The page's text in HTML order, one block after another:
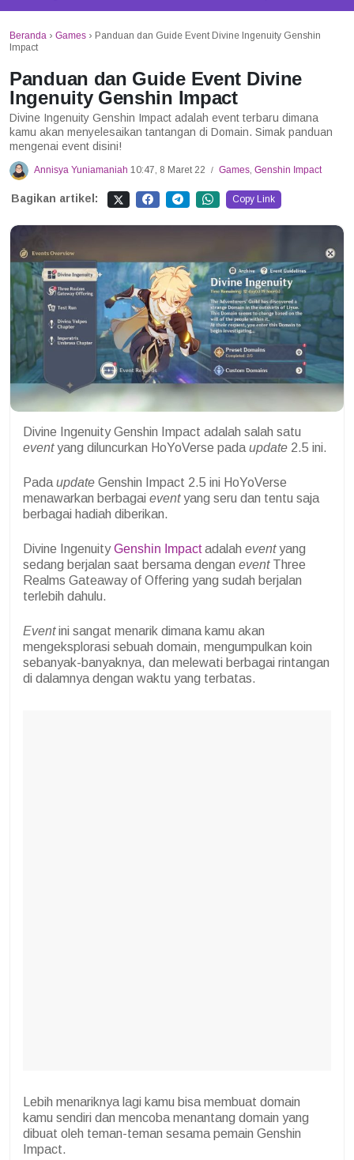
Beranda › Games › Panduan dan Guide Event Divine Ingenuity Genshin
Impact
Panduan dan Guide Event Divine
Ingenuity Genshin Impact
Divine Ingenuity Genshin Impact adalah event terbaru dimana
kamu akan menyelesaikan tantangan di Domain. Simak panduan
mengenai event disini!
Annisya Yuniamaniah 10:47, 8 Maret 22 / Games, Genshin Impact
Bagikan artikel: Copy Link
Divine Ingenuity Genshin Impact adalah salah satu
eventyang diluncurkan HoYoVerse pada update 2.5 ini.
Pada update Genshin Impact 2.5 ini HoYoVerse
menawarkan berbagai eventyang seru dan tentu saja
berbagai hadiah diberikan.
Divine IngenuityGenshin Impactadalah eventyang
sedang berjalan saat bersama dengan event Three
Realms Gateaway of Offering yang sudah berjalan
terlebih dahulu.
Eventini sangat menarik dimana kamu akan
mengeksplorasi sebuah domain, mengumpulkan koin
sebanyak-banyaknya, dan melewati berbagai rintangan
di dalamnya dengan waktu yang terbatas.
Lebih menariknya lagi kamu bisa membuat domain
kamu sendiri dan mencoba menantang domain yang
dibuat oleh teman-teman sesama pemain Genshin
Impact.